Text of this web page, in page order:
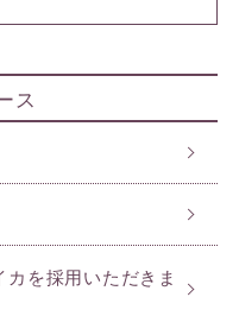
ス
を採用いただきま